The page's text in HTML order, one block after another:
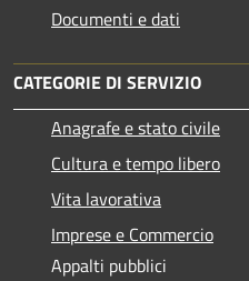
Documenti e dati
CATEGORIE DI SERVIZIO
Anagrafe e stato civile
Cultura e tempo libero
Vita lavorativa
Imprese e Commercio
Appalti pubblici